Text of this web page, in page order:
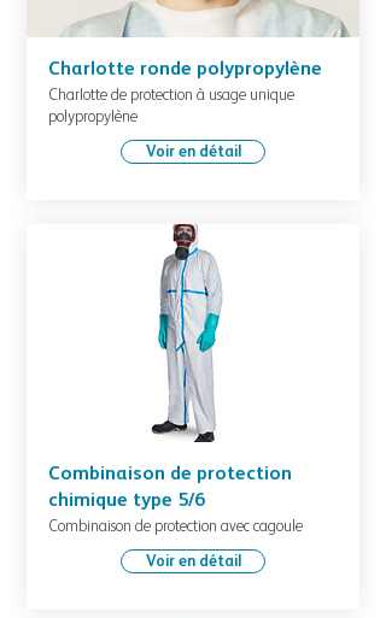
Charlotte ronde polypropylène
Charlotte de protection à usage unique
polypropylène
Voir en détail
Combinaison de protection
chimique type 5/6
Combinaison de protection avec cagoule
Voir en détail